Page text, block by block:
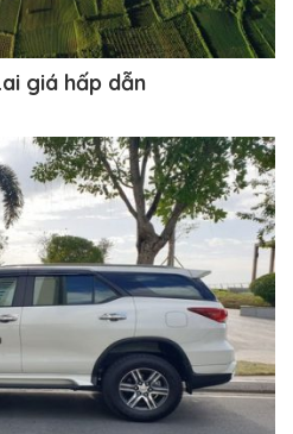
giá hấp dẫn